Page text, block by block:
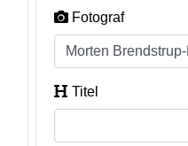
Fotograf
Titel